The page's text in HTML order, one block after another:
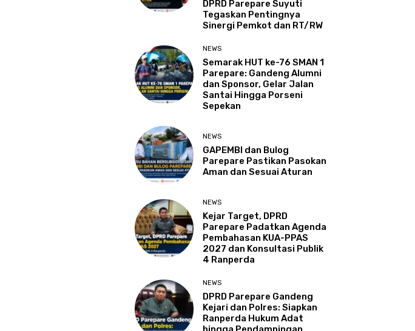
DPRD Parepare Suyuti
Tegaskan Pentingnya
Sinergi Pemkot dan RT/RW
NEWS
Semarak HUT ke-76 SMAN 1
Parepare: Gandeng Alumni
dan Sponsor, Gelar Jalan
Santai Hingga Porseni
Sepekan
NEWS
GAPEMBI dan Bulog
Parepare Pastikan Pasokan
Aman dan Sesuai Aturan
NEWS
Kejar Target, DPRD
Parepare Padatkan Agenda
Pembahasan KUA-PPAS
2027 dan Konsultasi Publik
4 Ranperda
NEWS
DPRD Parepare Gandeng
Kejari dan Polres: Siapkan
Ranperda Hukum Adat